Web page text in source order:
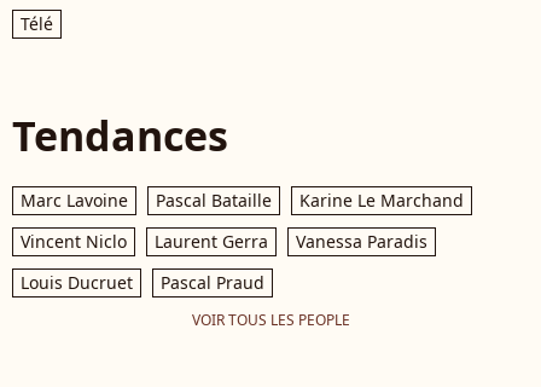
Télé
Tendances
Marc Lavoine Pascal Bataille
Karine Le Marchand
Vincent Niclo
Laurent Gerra
Vanessa Paradis
Louis Ducruet
Pascal Praud
VOIR TOUS LES PEOPLE